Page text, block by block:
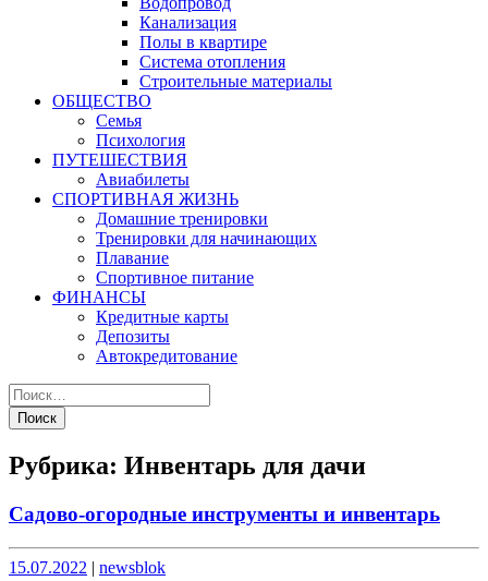
Канализация
Полы в квартире
Система отопления
Строительные материалы
ОБЩЕСТВО
Семья
Психология
ПУТЕШЕСТВИЯ
Авиабилеты
СПОРТИВНАЯ ЖИЗНЬ
Домашние тренировки
Тренировки для начинающих
Плавание
Спортивное питание
ФИНАНСЫ
Кредитные карты
Депозиты
Автокредитование
Рубрика: Инвентарь для дачи
Садово-огородные инструменты и инвентарь
Опубликовано
15.07.2022 | Опубликовано
newsblok